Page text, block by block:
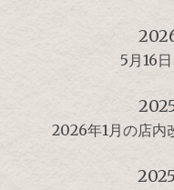
5月16
2026年1月の店内